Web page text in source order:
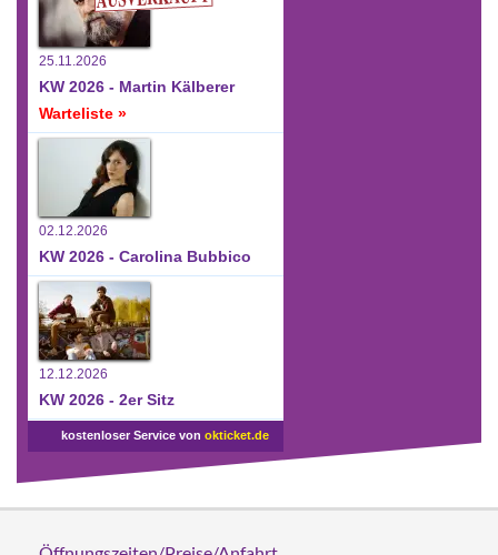
25.11.2026
KW 2026 - Martin Kälberer
Warteliste »
02.12.2026
KW 2026 - Carolina Bubbico
12.12.2026
KW 2026 - 2er Sitz
kostenloser Service von okticket.de